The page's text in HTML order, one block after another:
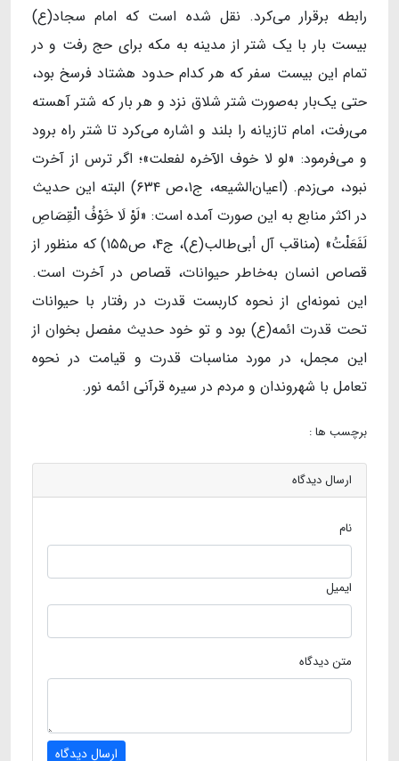
رابطه برقرار می‌کرد. نقل شده است که امام سجاد(ع)
بیست بار با یک شتر از مدینه به مکه برای حج رفت و در
تمام این بیست سفر که هر کدام حدود هشتاد فرسخ بود،
حتی یک‌بار به‌صورت شتر شلاق نزد و هر بار که شتر آهسته
می‌رفت، امام تازیانه را بلند و اشاره می‌کرد تا شتر راه برود
و می‌فرمود: «لو لا خوف الآخره لفعلت»؛ اگر ترس از آخرت
نبود، می‌زدم. (اعیان‌الشیعه، ج۱،ص ۶۳۴) البته این حدیث
در اکثر منابع به این صورت آمده است: «لَوْ لَا خَوْفُ‏ الْقِصَاصِ‏
لَفَعَلْتُ» (مناقب آل أبی‌طالب(ع)، ج‏۴، ص۱۵۵) که منظور از
قصاص انسان به‌خاطر حیوانات، قصاص در آخرت است.
این نمونه‌ای از نحوه کاربست قدرت در رفتار با حیوانات
تحت قدرت ائمه(ع) بود و تو خود حدیث مفصل بخوان از
این مجمل، در مورد مناسبات قدرت و قیامت در نحوه
تعامل با شهروندان و مردم در سیره قرآنی ائمه نور.
برچسب ها :
ارسال دیدگاه
نام
ایمیل
متن دیدگاه
ارسال دیدگاه